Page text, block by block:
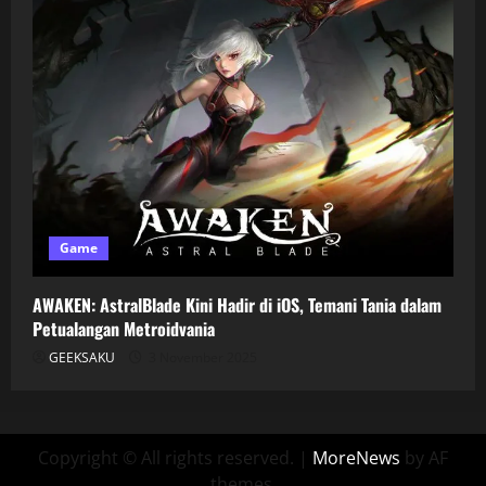
Game
AWAKEN: AstralBlade Kini Hadir di iOS, Temani Tania dalam
Petualangan Metroidvania
GEEKSAKU
Copyright © All rights reserved. | MoreNews by AF